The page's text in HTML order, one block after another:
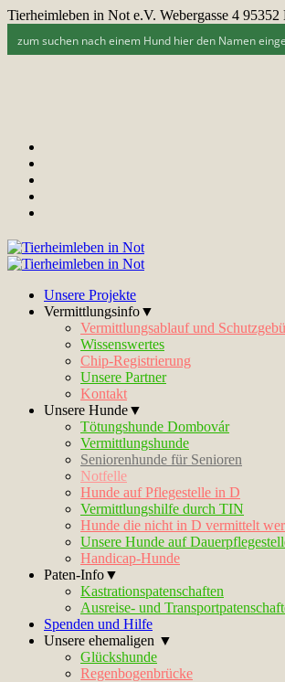
Tierheimleben in Not e.V. Webergasse 4 95352
Unsere Projekte
Vermittlungsinfo▼
Vermittlungsablauf und
Wissenswertes
Chip-Registrierung
Unsere Partner
Kontakt
Unsere Hunde▼
Tötungshunde Dombovár
Vermittlungshunde
Seniorenhunde für Senioren
Notfelle
Hunde auf Pflegestelle in D
Vermittlungshilfe durch TIN
Hunde die nicht in D vermittelt
Unsere Hunde auf
Handicap-Hunde
Paten-Info▼
Kastrationspatenschaften
Ausreise- und
Spenden und Hilfe
Unsere ehemaligen ▼
Glückshunde
Regenbogenbrücke